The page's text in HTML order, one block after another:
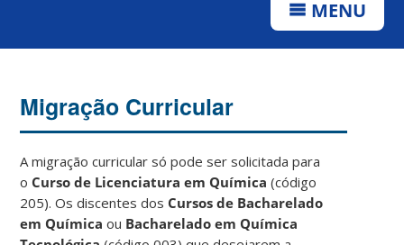
MENU
Migração Curricular
A migração curricular só pode ser solicitada para
o Curso de Licenciatura em Química (código
205). Os discentes dos Cursos de Bacharelado
em Químicaou Bacharelado em Química